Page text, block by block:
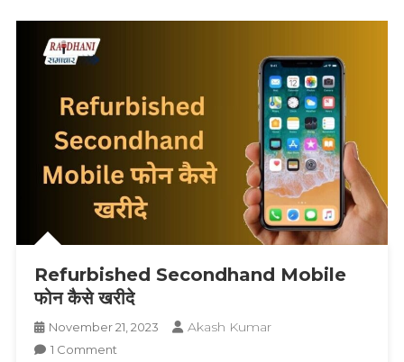
Refurbished Secondhand Mobile
फोन कैसे खरीदे
November 21, 2023 Akash Kumar
1 CommentOn